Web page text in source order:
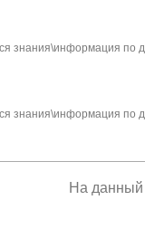
знания\информация по
знания\информация по
На